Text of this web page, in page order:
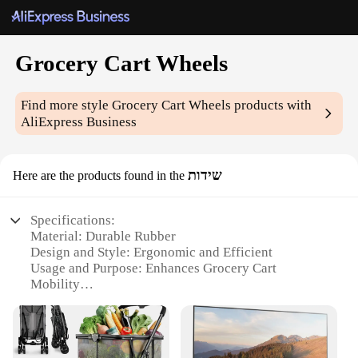
Grocery Cart Wheels
Find more styleGrocery Cart Wheels products with
AliExpress Business
Here are the products found in the שידות
Specifications:
Material: Durable Rubber
Design and Style: Ergonomic and Efficient
Usage and Purpose: Enhances Grocery Cart
Mobility
Environments
Shape or Size or Weight or Quantity: Standard Size
for Universal Fit